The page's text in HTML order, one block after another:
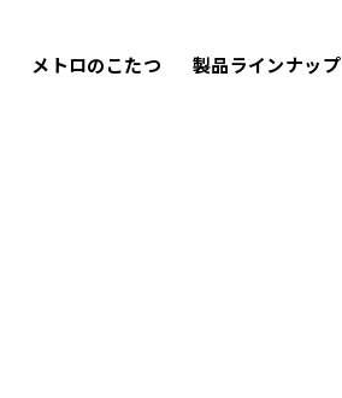
メトロのこたつ 製品ラインナップ